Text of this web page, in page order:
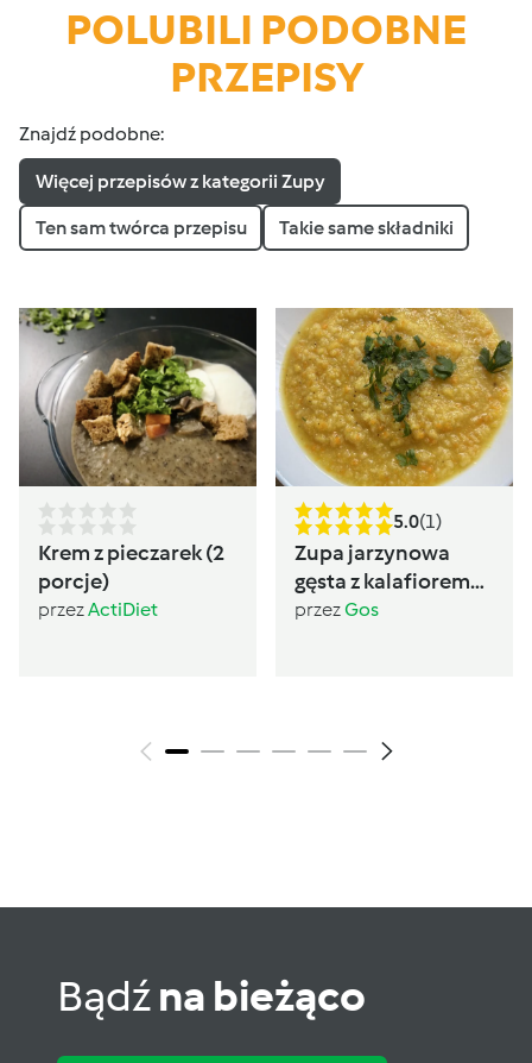
POLUBILI PODOBNE
PRZEPISY
Znajdź podobne:
Więcej przepisów z kategorii Zupy
Ten sam twórca przepisu Takie same składniki
Krem z pieczarek (2
porcje)
przezActiDiet
5.0(1)
Zupa jarzynowa
gęsta z kalafiorem
(post Dąbrowskiej)
przezGos
Bądźna bieżąco